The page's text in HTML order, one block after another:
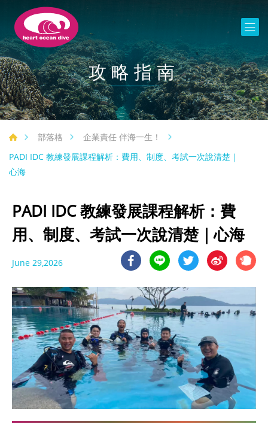
攻略指南
部落格
企業責任 伴海一生！
PADI IDC 教練發展課程解析：費用、制度、考試一次說清楚｜
心海
PADI IDC 教練發展課程解析：費
用、制度、考試一次說清楚｜心海
June 29,2026